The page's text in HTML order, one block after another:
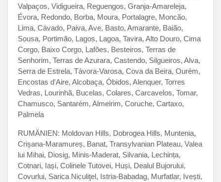
Valpaços, Vidigueira, Reguengos, Granja-Amareleja,
Évora, Redondo, Borba, Moura, Portalagre, Moncão,
Lima, Cávado, Paiva, Ave, Basto, Amarante, Baião,
Sousa, Portimão, Lagos, Lagoa, Tavira, Alto Douro, Cima
Corgo, Baixo Corgo, Lafões, Besteiros, Terras de
Senhorim, Terras de Azurara, Castendo, Silgueiros, Alva,
Serra de Estrela, Távora-Varosa, Cova da Beira, Ourém,
Encostas d'Aire, Alcobaça, Óbidos, Alenquer, Torres
Vedras, Lourinhã, Bucelas, Colares, Carcavelos, Tomar,
Chamusco, Santarém, Almeirim, Coruche, Cartaxo,
Palmela
RUMÄNIEN: Moldovan Hills, Dobrogea Hills, Muntenia,
Crișana-Maramureș, Banat, Transylvanian Plateau, Valea
lui Mihai, Diosig, Minis-Maderat, Silvania, Lechința,
Cotnari, Iași, Colinele Tutovei, Huși, Dealul Bujorului,
Covurlui, Sarica Niculiţel, Istria-Babadag, Murfatlar, Ivești,